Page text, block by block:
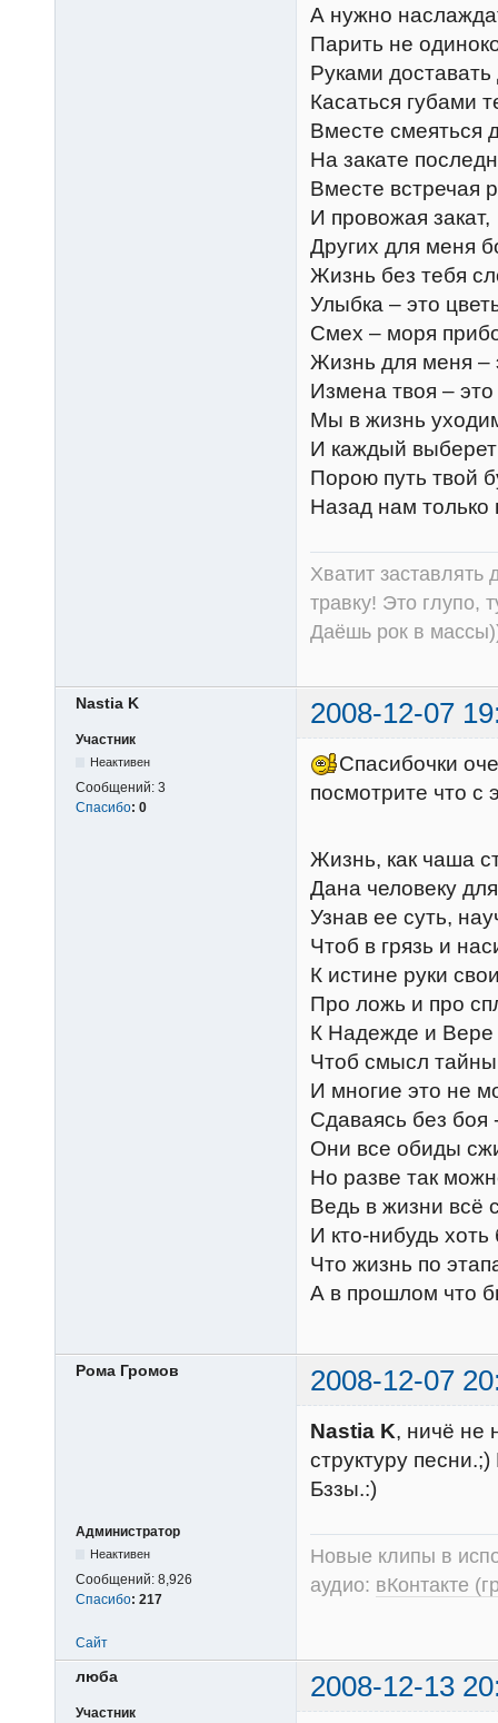
А нужно
Парить не
Руками доставать
Касаться губами
Вместе смеяться
На закате
Вместе встречая
И провожая закат,
Других для меня
Жизнь без тебя
Улыбка – это
Смех – моря
Жизнь для меня –
Измена твоя –
Мы в жизнь
И каждый выберет
Порою путь твой
Назад нам только
Хватит заставлять
травку! Это глупо,
Даёшь рок в
Nastia K 2008-12-07
Участник
Неактивен
Сообщений: 3
Спасибо: 0
Спасибочки
посмотрите что
Жизнь, как чаша
Дана человеку
Узнав ее суть,
Чтоб в грязь и
К истине руки
Про ложь и про
К Надежде и Вере
Чтоб смысл тайны
И многие это не
Сдаваясь без боя
Они все обиды
Но разве так
Ведь в жизни всё
И кто-нибудь
Что жизнь по
А в прошлом что
Рома Громов 2008-12-07
Администратор
Неактивен
Сообщений: 8,926
Спасибо: 217
Nastia K, ничё не
структуру
Бззы.:)
Новые клипы в
аудио: вКонтакте
Сайт
люба 2008-12-13
Участник